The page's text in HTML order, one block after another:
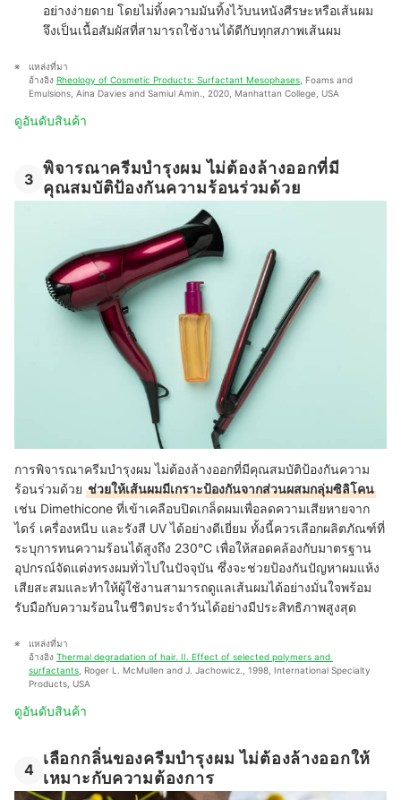
อย่างง่ายดาย โดยไม่ทิ้งความมันทิ้งไว้บนหนังศีรษะหรือเส้นผม
จึงเป็นเนื้อสัมผัสที่สามารถใช้งานได้ดีกับทุกสภาพเส้นผม
แหล่งที่มา
อ้างอิง Rheology of Cosmetic Products: Surfactant Mesophases , Foams and
Emulsions, Aina Davies and Samiul Amin., 2020, Manhattan College, USA
ดูอันดับสินค้า
3
พิจารณาครีมบํารุงผม ไม่ต้องล้างออกที่มี
คุณสมบัติป้องกันความร้อนร่วมด้วย
การพิจารณาครีมบํารุงผม ไม่ต้องล้างออกที่มีคุณสมบัติป้องกันความ
ร้อนร่วมด้วย ช่วยให้เส้นผมมีเกราะป้องกันจากส่วนผสมกลุ่มซิลิโคน
เช่น Dimethicone ที่เข้าเคลือบปิดเกล็ดผมเพื่อลดความเสียหายจาก
ไดร์ เครื่องหนีบ และรังสี UV ได้อย่างดีเยี่ยม ทั้งนี้ควรเลือกผลิตภัณฑ์ที่
ระบุการทนความร้อนได้สูงถึง 230°C เพื่อให้สอดคล้องกับมาตรฐาน
อุปกรณ์จัดแต่งทรงผมทั่วไปในปัจจุบัน ซึ่งจะช่วยป้องกันปัญหาผมแห้ง
เสียสะสมและทำให้ผู้ใช้งานสามารถดูแลเส้นผมได้อย่างมั่นใจพร้อม
รับมือกับความร้อนในชีวิตประจำวันได้อย่างมีประสิทธิภาพสูงสุด
แหล่งที่มา
อ้างอิง Thermal degradation of hair. II. Effect of selected polymers and
surfactants , Roger L. McMullen and J. Jachowicz., 1998, International Specialty
Products, USA
ดูอันดับสินค้า
4
เลือกกลิ่นของครีมบำรุงผม ไม่ต้องล้างออกให้
เหมาะกับความต้องการ